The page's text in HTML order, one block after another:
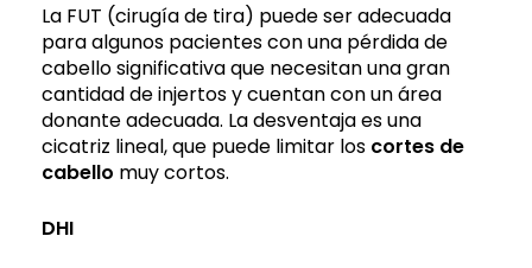
La FUT (cirugía de tira) puede ser adecuada
para algunos pacientes con una pérdida de
cabello significativa que necesitan una gran
cantidad de injertos y cuentan con un área
donante adecuada. La desventaja es una
cicatriz lineal, que puede limitar los cortes de
cabello muy cortos.
DHI